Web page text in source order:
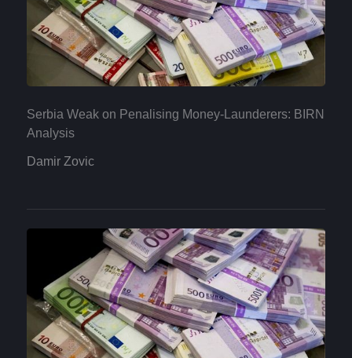
Serbia Weak on Penalising Money-Launderers: BIRN
Analysis
Damir Zovic